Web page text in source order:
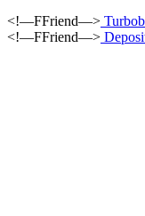
<!—FFriend—>
<!—FFriend—>